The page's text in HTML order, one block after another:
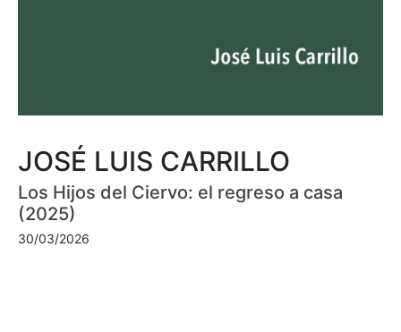
JOSÉ LUIS CARRILLO
Los Hijos del Ciervo: el regreso a casa
(2025)
30/03/2026